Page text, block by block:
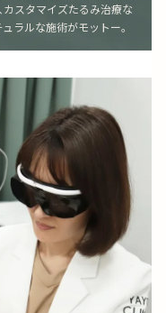
スタマイズたるみ治療な
ラルな施術がモットー。